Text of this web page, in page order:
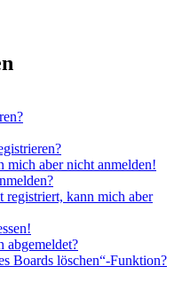
mich aber nicht anmelden!
kann mich aber
abgemeldet?
Boards löschen“-Funktion?